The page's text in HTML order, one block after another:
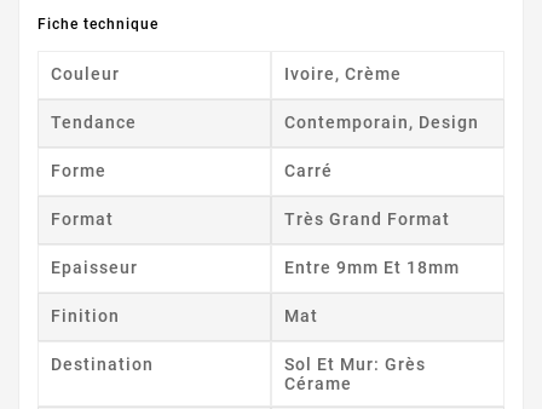
Fiche technique
Couleur Ivoire, Crème
Tendance Contemporain, Design
Forme Carré
Format Très Grand Format
Epaisseur Entre 9mm Et 18mm
Finition Mat
Destination
Sol Et Mur: Grès
Cérame